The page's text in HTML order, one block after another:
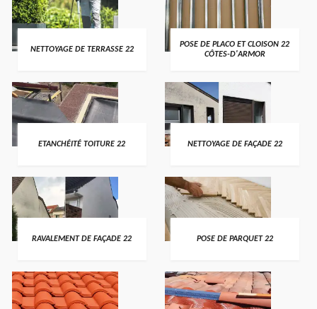
NETTOYAGE DE TERRASSE 22
POSE DE PLACO ET CLOISON 22
CÔTES-D'ARMOR
ETANCHÉITÉ TOITURE 22 NETTOYAGE DE FAÇADE 22
RAVALEMENT DE FAÇADE 22 POSE DE PARQUET 22